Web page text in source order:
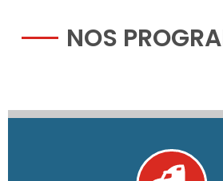
NOS